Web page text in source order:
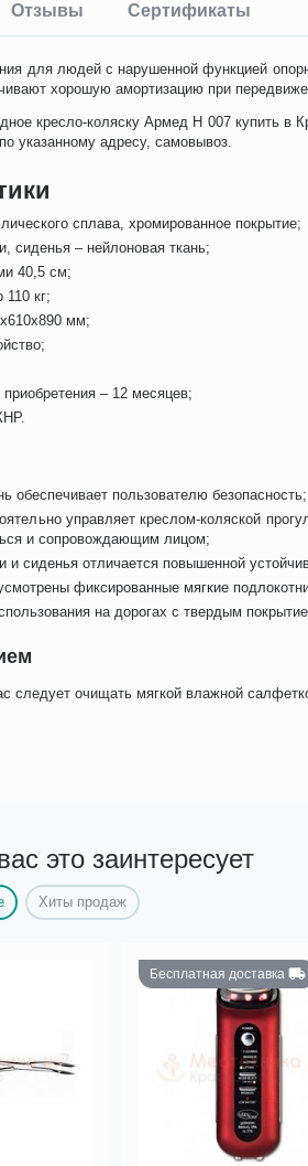
Отзывы Сертификаты
для людей с нарушенной функцией
хорошую амортизацию при
кресло-коляску Армед Н 007 купить в
указанному адресу, самовывоз.
сплава, хромированное покрытие;
сиденья – нейлоновая ткань;
40,5 см;
кг;
мм;
приобретения – 12 месяцев;
обеспечивает пользователю безопасность;
управляет креслом-коляской
и сопровождающим лицом;
и сиденья отличается повышенной
фиксированные мягкие
на дорогах с твердым
следует очищать мягкой влажной
это заинтересует
Хиты продаж
Бесплатная доставка